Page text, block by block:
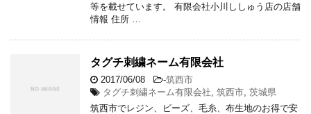
等を載せています。 有限会社小川ししゅう店の店舗
情報 住所 …
タグチ刺繍ネーム有限会社
2017/06/08 -筑西市
タグチ刺繍ネーム有限会社 筑西市 茨城県
筑西市でレジン、ビーズ、毛糸、布生地のお得で安